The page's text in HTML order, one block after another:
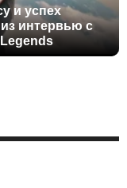
и успех
интервью с